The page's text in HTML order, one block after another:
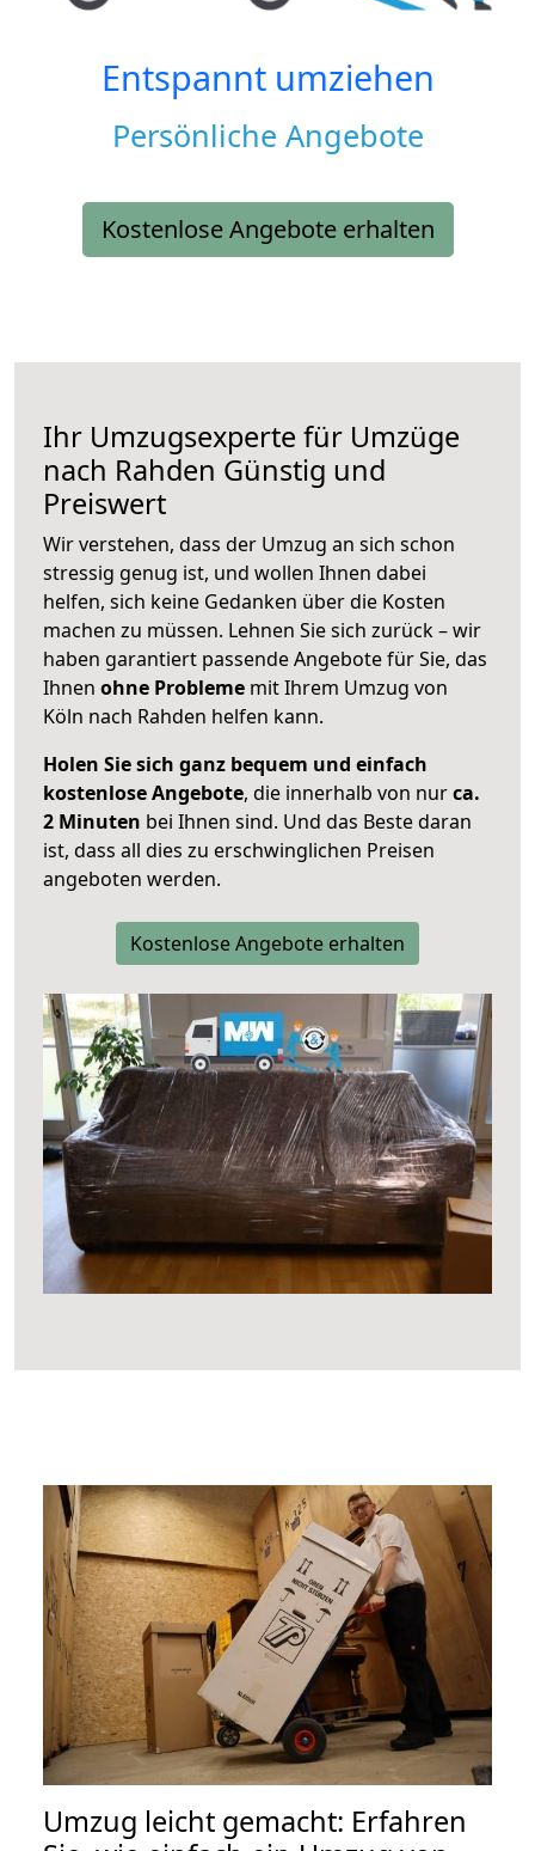
Entspannt umziehen
Persönliche Angebote
Kostenlose Angebote erhalten
Ihr Umzugsexperte für Umzüge
nach Rahden Günstig und
Preiswert
Wir verstehen, dass der Umzug an sich schon
stressig genug ist, und wollen Ihnen dabei
helfen, sich keine Gedanken über die Kosten
machen zu müssen. Lehnen Sie sich zurück – wir
haben garantiert passende Angebote für Sie, das
Ihnen ohne Probleme mit Ihrem Umzug von
Köln nach Rahden helfen kann.
Holen Sie sich ganz bequem und einfach
kostenlose Angebote, die innerhalb von nurca.
2 Minuten bei Ihnen sind. Und das Beste daran
ist, dass all dies zu erschwinglichen Preisen
angeboten werden.
Kostenlose Angebote erhalten
Umzug leicht gemacht: Erfahren